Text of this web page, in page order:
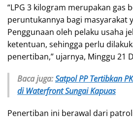
“LPG 3 kilogram merupakan gas
peruntukannya bagi masyarakat
Penggunaan oleh pelaku usaha
ketentuan, sehingga perlu
penertiban,” ujarnya, Minggu 21
Baca juga:Satpol PP Tertibkan
di Waterfront Sungai Kapuas
Penertiban ini berawal dari